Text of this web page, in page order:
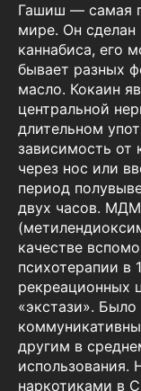
Гашиш — самая
мире. Он
каннабиса, его
бывает разных
масло. Кокаин
центральной
длительном
зависимость от
через нос или
период
двух часов.
качестве
психотерапии в
рекреационных
«экстази».
другим в
использования.
наркотиками в